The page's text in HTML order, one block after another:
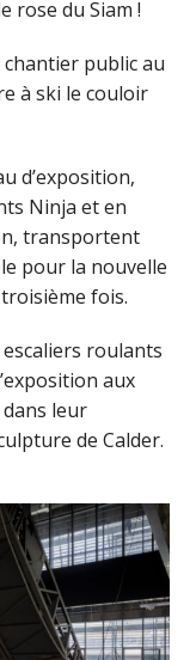
rose du Siam !
chantier public au
à ski le couloir
d’exposition,
Ninja et en
transportent
pour la nouvelle
fois.
roulants
aux
dans leur
de Calder.